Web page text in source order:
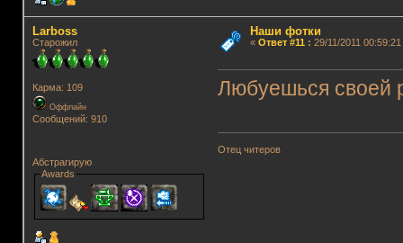
Lаrboss
Старожил
Карма: 109
Оффлайн
Сообщений: 910
Абстрагирую
Awards
Наши фотки
« Ответ #11 : 29/11/2011 00:59:21
Любуешься своей
Отец читеров